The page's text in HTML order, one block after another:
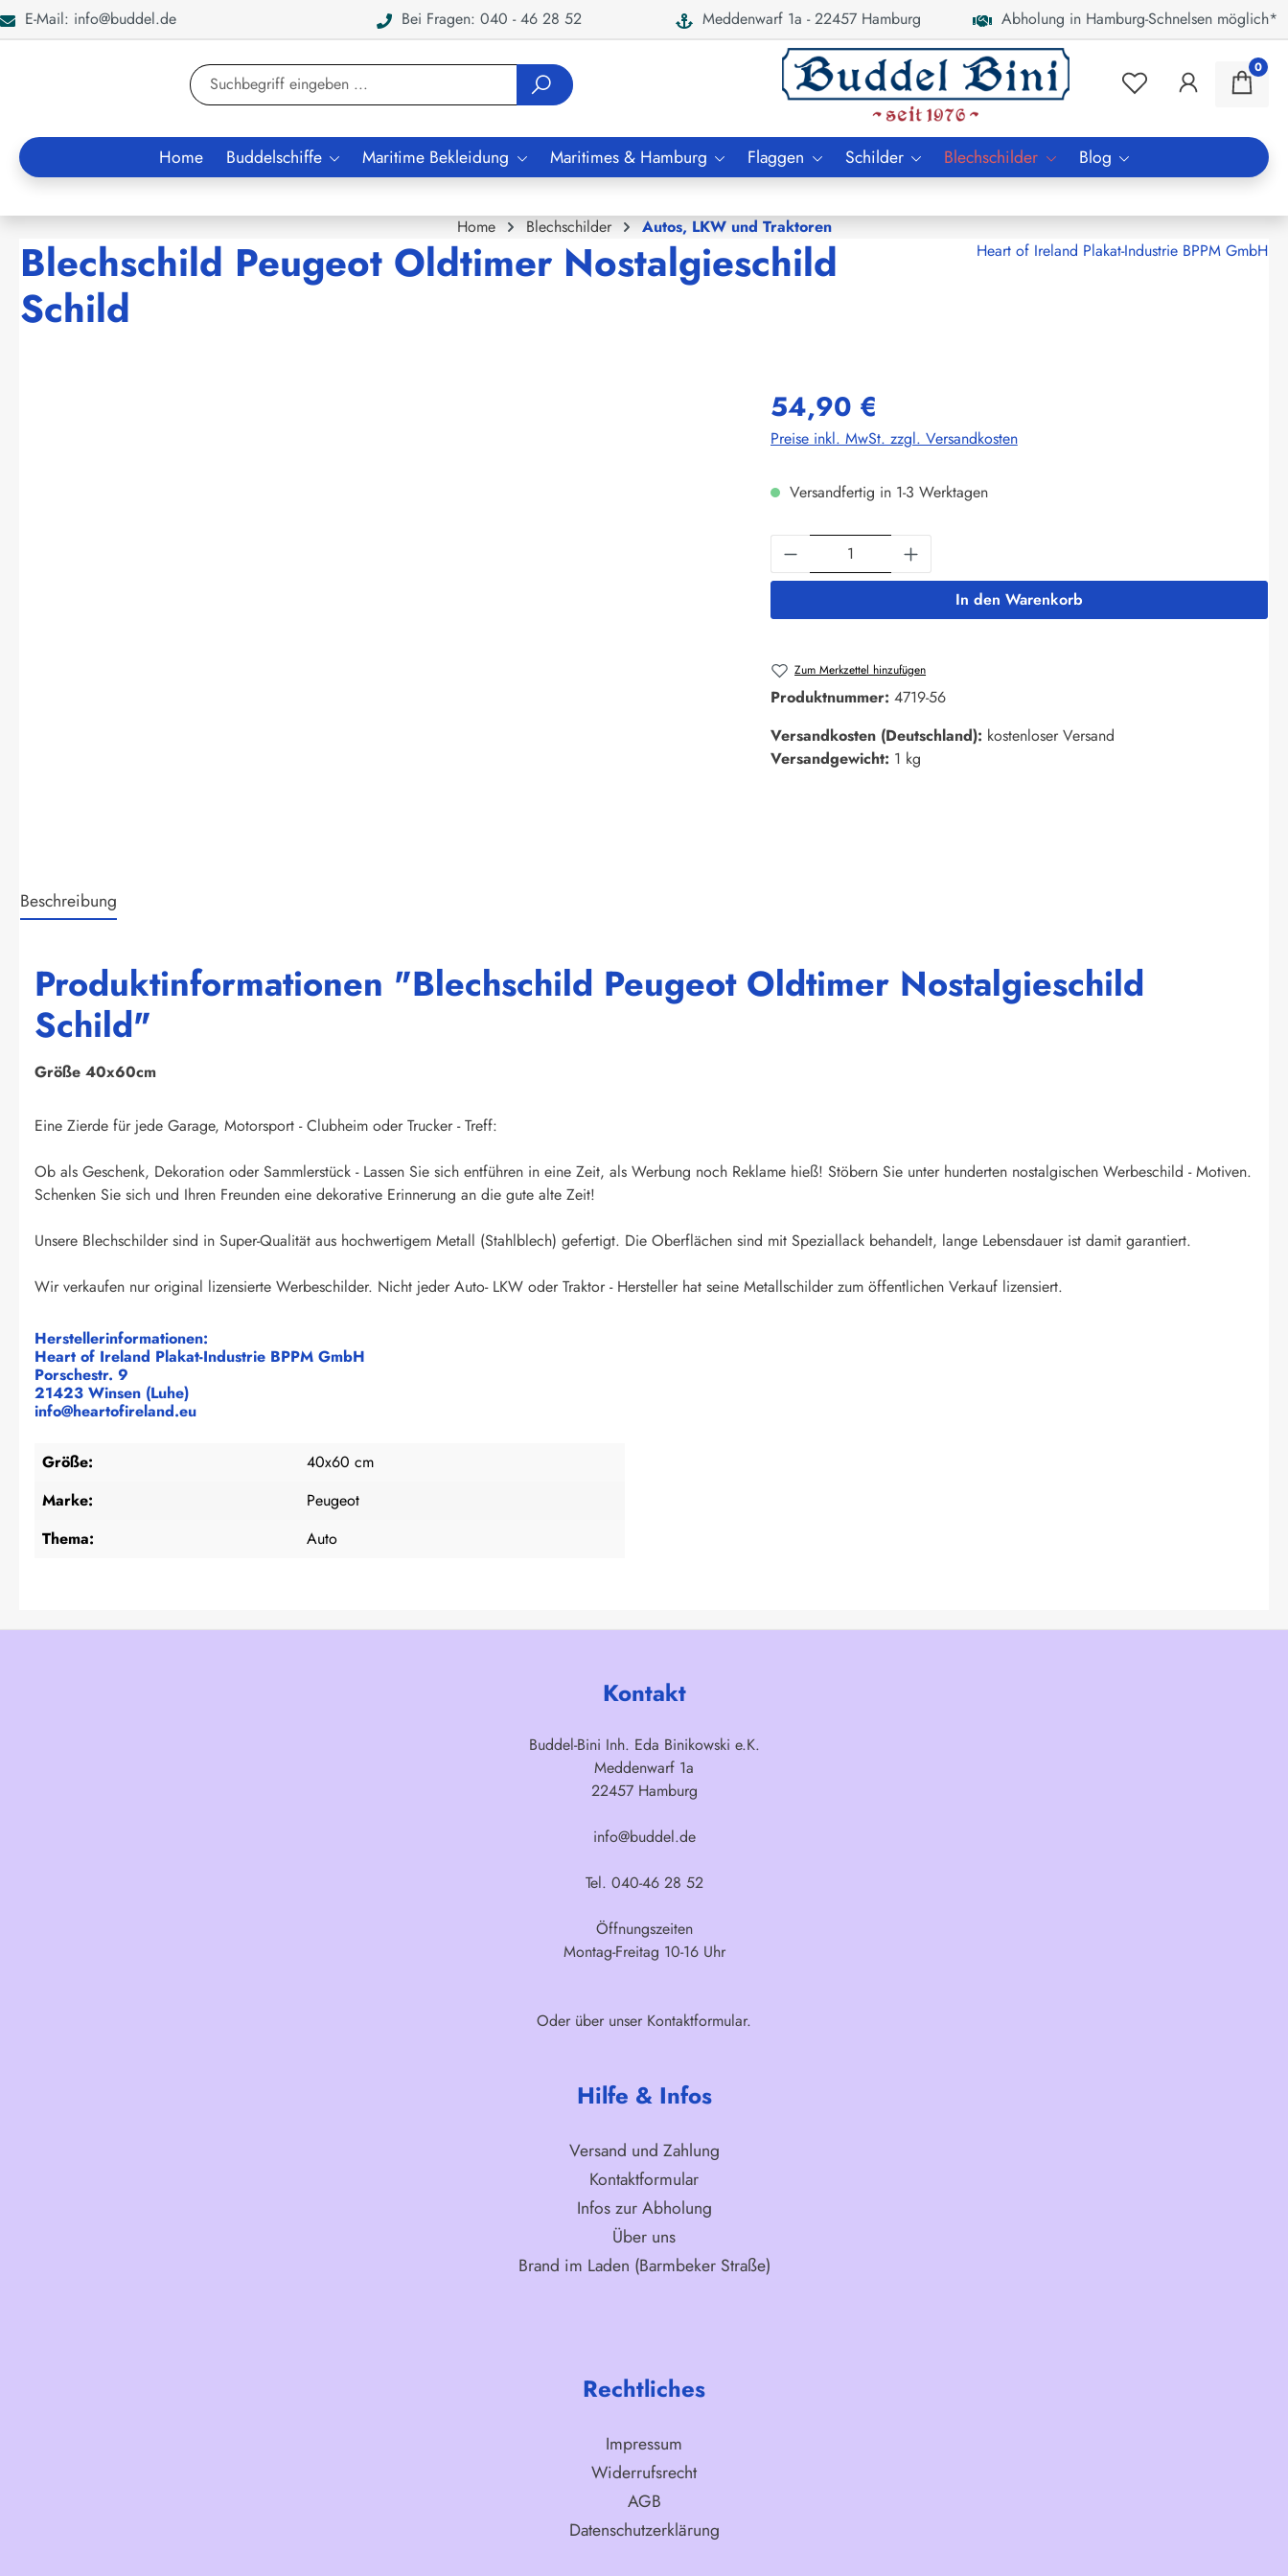
Zur Suche springen
E-Mail: info@buddel.de Bei Fragen: 040 - 46 28 52 Meddenwarf 1a - 22457 Hamburg Abholung in Hamburg-Schnelsen möglich*
0
Home Buddelschiffe Maritime Bekleidung Maritimes & Hamburg Flaggen Schilder Blechschilder Blog
Home Blechschilder Autos, LKW und Traktoren
Blechschild Peugeot Oldtimer Nostalgieschild
Schild
Heart of Ireland Plakat-Industrie BPPM GmbH
54,90 €
Preise inkl. MwSt. zzgl. Versandkosten
Versandfertig in 1-3 Werktagen
Produkt Anzahl: Gib den gewünschten Wert ein
In den Warenkorb
Zum Merkzettel hinzufügen
Produktnummer: 4719-56
Versandkosten (Deutschland): kostenloser Versand
Versandgewicht: 1 kg
Beschreibung
Produktinformationen "Blechschild Peugeot Oldtimer Nostalgieschild
Schild"
Größe 40x60cm
Eine Zierde für jede Garage, Motorsport - Clubheim oder Trucker - Treff:
Ob als Geschenk, Dekoration oder Sammlerstück - Lassen Sie sich entführen in eine Zeit, als Werbung noch Reklame hieß! Stöbern Sie unter hunderten nostalgischen Werbeschild - Motiven.
Schenken Sie sich und Ihren Freunden eine dekorative Erinnerung an die gute alte Zeit!
Unsere Blechschilder sind in Super-Qualität aus hochwertigem Metall (Stahlblech) gefertigt. Die Oberflächen sind mit Speziallack behandelt, lange Lebensdauer ist damit garantiert.
Wir verkaufen nur original lizensierte Werbeschilder. Nicht jeder Auto- LKW oder Traktor - Hersteller hat seine Metallschilder zum öffentlichen Verkauf lizensiert.
Herstellerinformationen:
Heart of Ireland Plakat-Industrie BPPM GmbH
Porschestr. 9
21423 Winsen (Luhe)
info@heartofireland.eu
Größe:
40x60 cm
Marke:
Peugeot
Thema:
Auto
Kontakt
Buddel-Bini Inh. Eda Binikowski e.K.
Meddenwarf 1a
22457 Hamburg
info@buddel.de
Tel. 040-46 28 52
Öffnungszeiten
Montag-Freitag 10-16 Uhr
Oder über unser Kontaktformular.
Hilfe & Infos
Versand und Zahlung
Kontaktformular
Infos zur Abholung
Über uns
Brand im Laden (Barmbeker Straße)
Rechtliches
Impressum
Widerrufsrecht
AGB
Datenschutzerklärung